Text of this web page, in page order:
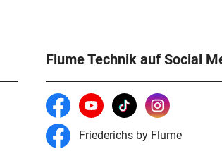
Flume Technik auf Social
Friederichs by Flume